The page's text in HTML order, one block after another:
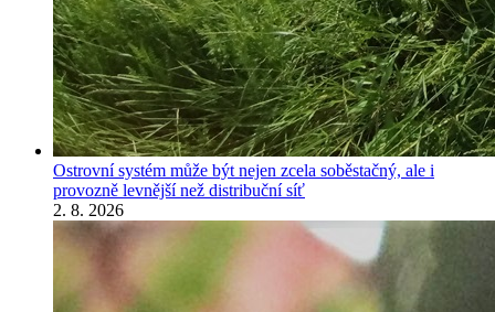
Ostrovní systém může být nejen zcela soběstačný, ale i
provozně levnější než distribuční síť
2. 8. 2026